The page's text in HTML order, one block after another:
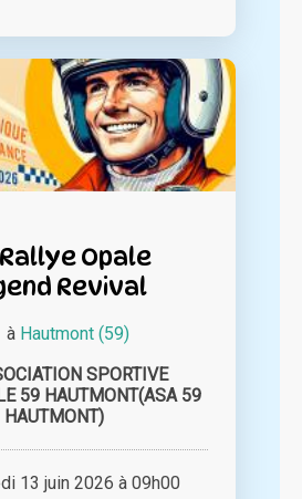
Opale
Revival
Hautmont (59)
SPORTIVE
59 HAUTMONT(ASA 59
HAUTMONT)
13 juin 2026 à 09h00